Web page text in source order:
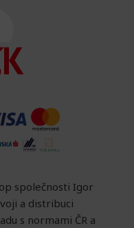
společnosti Igor
a distribuci
s normami ČR a